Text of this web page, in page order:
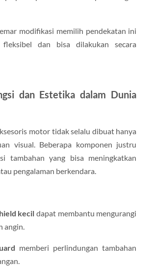
modifikasi memilih pendekatan ini
dan bisa dilakukan secara
dan Estetika dalam Dunia
motor tidak selalu dibuat hanya
visual. Beberapa komponen justru
tambahan yang bisa meningkatkan
pengalaman berkendara.
kecil dapat membantu mengurangi
angin.
memberi perlindungan tambahan